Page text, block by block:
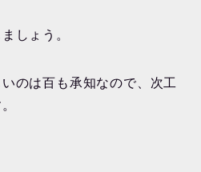
しょう。
のは百も承知なので、次工